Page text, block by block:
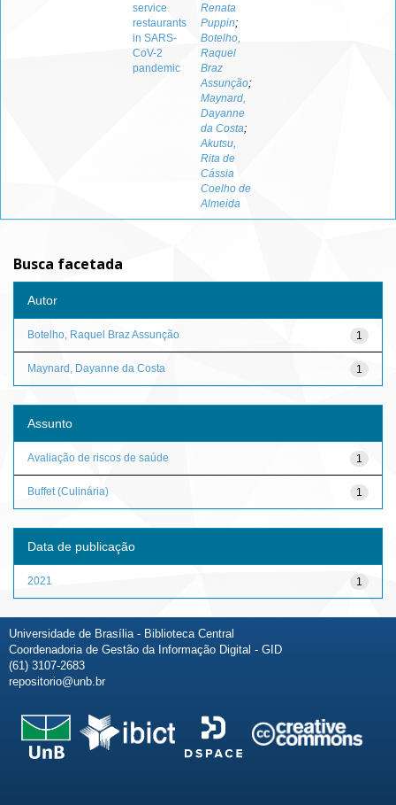
service
restaurants
in SARS-
CoV-2
pandemic
Renata
Puppin;
Botelho,
Raquel
Braz
Assunção;
Maynard,
Dayanne
da Costa;
Akutsu,
Rita de
Cássia
Coelho de
Almeida
Busca facetada
Autor
1
Botelho, Raquel Braz Assunção
1
Maynard, Dayanne da Costa
Assunto
1
Avaliação de riscos de saúde
1
Buffet (Culinária)
Data de publicação
1
2021
Universidade de Brasília - Biblioteca Central
Coordenadoria de Gestão da Informação Digital - GID
(61) 3107-2683
repositorio@unb.br